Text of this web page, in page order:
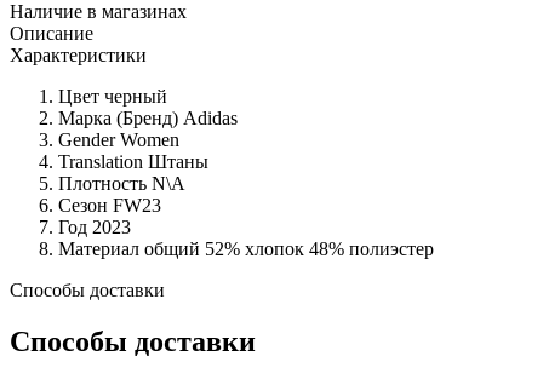
Наличие в магазинах
Описание
Характеристики
Цвет черный
Марка (Бренд) Adidas
Gender Women
Translation Штаны
Плотность N\A
Сезон FW23
Год 2023
Материал общий 52% хлопок 48% полиэстер
Способы доставки
Способы доставки